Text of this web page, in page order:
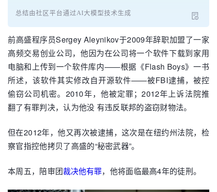
总结由社区平台通过AI大模型技术生成
前高盛程序员Sergey Aleynikov于2009年辞职加盟了一家
高频交易创业公司，他因为在公司将一个软件下载到家用
电脑和上传到一个软件库内——根据《Flash Boys》一书
所述，该软件其实修改自开源软件——被FBI逮捕，被控
偷窃公司机密。2010年，他被定罪；2012年上诉法院推
翻了有罪判决，认为他没 有违反联邦的盗窃财物法。
但在2012年，他又再次被逮捕，这次是在纽约州法院，检
察官指控他拷贝了高盛的“秘密武器”。
本周五，陪审团裁决他有罪，他将面临最高4年的徒刑。